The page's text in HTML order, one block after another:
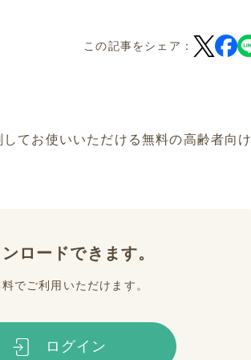
この記事をシェア：
てお使いいただける無料の高齢者向け
ロードできます。
でご利用いただけます。
ログイン